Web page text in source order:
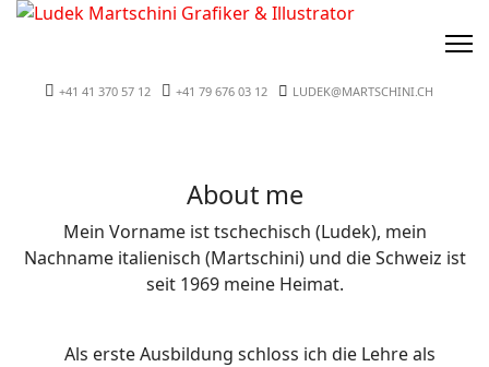
+41 41 370 57 12 +41 79 676 03 12 LUDEK@MARTSCHINI.CH
About me
Mein Vorname ist tschechisch (Ludek), mein
Nachname italienisch (Martschini) und die Schweiz ist
seit 1969 meine Heimat.
Als erste Ausbildung schloss ich die Lehre als